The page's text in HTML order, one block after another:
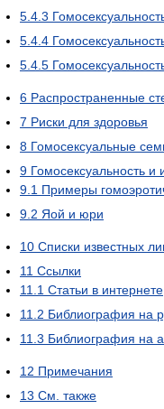
5.4.3
5.4.4
5.4.5
6 Распространенные
7 Риски для здоровья
8 Гомосексуальные
9 Гомосексуальность и
9.1 Примеры
9.2 Яой и юри
10 Списки известных
11 Ссылки
11.1 Статьи в интернете
11.2 Библиография на
11.3 Библиография на
12 Примечания
13 См. также